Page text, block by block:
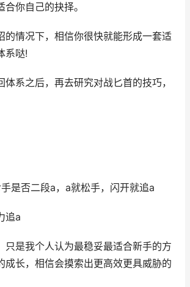
你自己的抉择。
的情况下，相信你很快就能形成一套适
系哒!
体系之后，再去研究对战匕首的技巧，
是否二段a，a就松手，闪开就追a
追a
只是我个人认为最稳妥最适合新手的方
成长，相信会摸索出更高效更具威胁的